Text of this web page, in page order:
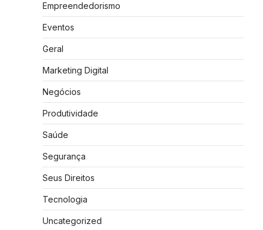
Empreendedorismo
Eventos
Geral
Marketing Digital
Negócios
Produtividade
Saúde
Segurança
Seus Direitos
Tecnologia
Uncategorized